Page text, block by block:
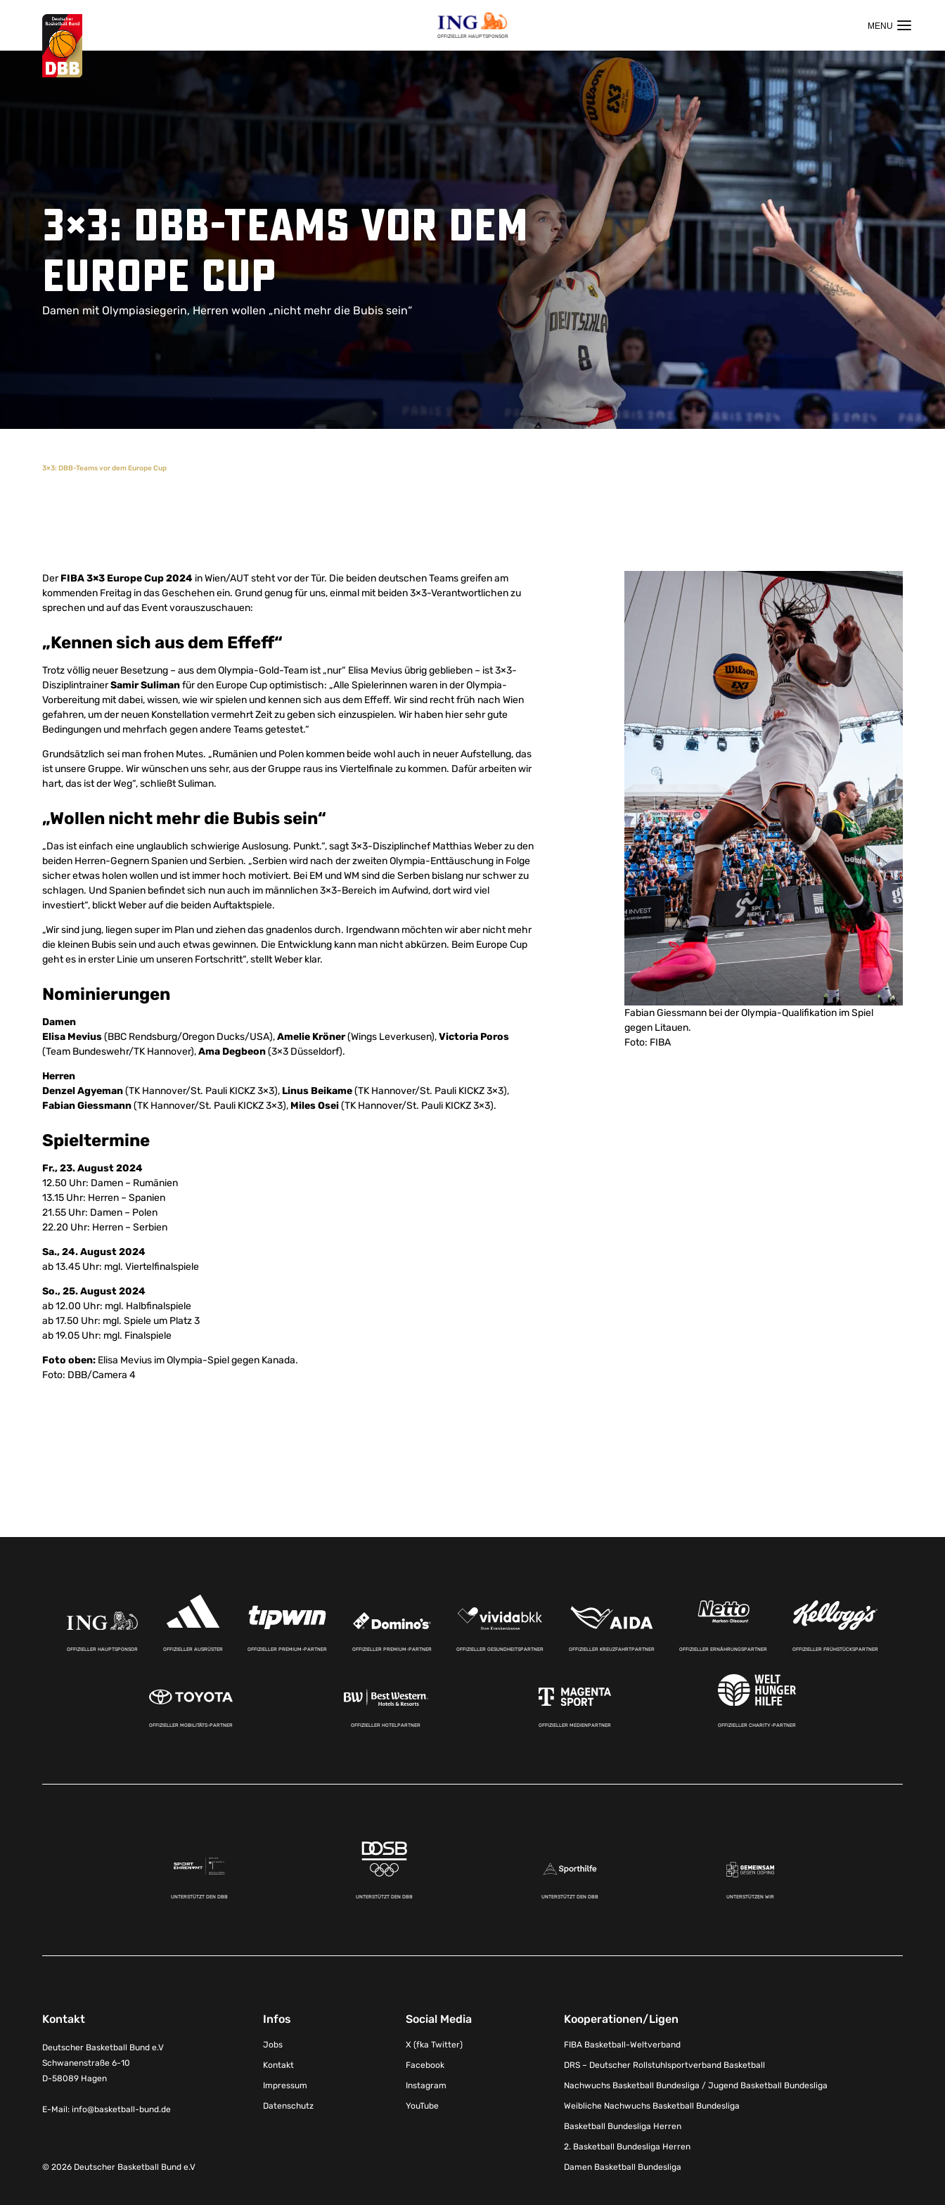
OFFIZIELLER HAUPTSPONSOR
Suchvorschläge
3×3: DBB-Teams vor dem
Europe Cup
Damen mit Olympiasiegerin, Herren wollen „nicht mehr die Bubis sein“
3×3: DBB-Teams vor dem Europe Cup
DerFIBA 3×3 Europe Cup 2024 in Wien/AUT steht vor der Tür. Die beiden deutschen Teams greifen am
kommenden Freitag in das Geschehen ein. Grund genug für uns, einmal mit beiden 3×3-Verantwortlichen zu
sprechen und auf das Event vorauszuschauen:
„Kennen sich aus dem Effeff“
Trotz völlig neuer Besetzung – aus dem Olympia-Gold-Team ist „nur“ Elisa Mevius übrig geblieben – ist 3×3-
DisziplintrainerSamir Sulimanfür den Europe Cup optimistisch: „Alle Spielerinnen waren in der Olympia-
Vorbereitung mit dabei, wissen, wie wir spielen und kennen sich aus dem Effeff. Wir sind recht früh nach Wien
gefahren, um der neuen Konstellation vermehrt Zeit zu geben sich einzuspielen. Wir haben hier sehr gute
Bedingungen und mehrfach gegen andere Teams getestet.“
Grundsätzlich sei man frohen Mutes. „Rumänien und Polen kommen beide wohl auch in neuer Aufstellung, das
ist unsere Gruppe. Wir wünschen uns sehr, aus der Gruppe raus ins Viertelfinale zu kommen. Dafür arbeiten wir
hart, das ist der Weg“, schließt Suliman.
„Wollen nicht mehr die Bubis sein“
„Das ist einfach eine unglaublich schwierige Auslosung. Punkt.“, sagt 3×3-Disziplinchef Matthias Weber zu den
beiden Herren-Gegnern Spanien und Serbien. „Serbien wird nach der zweiten Olympia-Enttäuschung in Folge
sicher etwas holen wollen und ist immer hoch motiviert. Bei EM und WM sind die Serben bislang nur schwer zu
schlagen. Und Spanien befindet sich nun auch im männlichen 3×3-Bereich im Aufwind, dort wird viel
investiert“, blickt Weber auf die beiden Auftaktspiele.
„Wir sind jung, liegen super im Plan und ziehen das gnadenlos durch. Irgendwann möchten wir aber nicht mehr
die kleinen Bubis sein und auch etwas gewinnen. Die Entwicklung kann man nicht abkürzen. Beim Europe Cup
geht es in erster Linie um unseren Fortschritt“, stellt Weber klar.
Nominierungen
Damen
Elisa Mevius(BBC Rendsburg/Oregon Ducks/USA),Amelie Kröner(Wings Leverkusen),Victoria Poros
(Team Bundeswehr/TK Hannover),Ama Degbeon(3×3 Düsseldorf).
Herren
Denzel Agyeman(TK Hannover/St. Pauli KICKZ 3×3), Linus Beikame(TK Hannover/St. Pauli KICKZ 3×3),
Fabian Giessmann(TK Hannover/St. Pauli KICKZ 3×3), Miles Osei(TK Hannover/St. Pauli KICKZ 3×3).
Spieltermine
Fr., 23. August 2024
12.50 Uhr: Damen – Rumänien
13.15 Uhr: Herren – Spanien
21.55 Uhr: Damen – Polen
22.20 Uhr: Herren – Serbien
Sa., 24. August 2024
ab 13.45 Uhr: mgl. Viertelfinalspiele
So., 25. August 2024
ab 12.00 Uhr: mgl. Halbfinalspiele
ab 17.50 Uhr: mgl. Spiele um Platz 3
ab 19.05 Uhr: mgl. Finalspiele
Foto oben: Elisa Mevius im Olympia-Spiel gegen Kanada.
Foto: DBB/Camera 4
Fabian Giessmann bei der Olympia-Qualifikation im Spiel
gegen Litauen.
Foto: FIBA
OFFIZIELLER HAUPTSPONSOR OFFIZIELLER AUSRÜSTER OFFIZIELLER PREMIUM-PARTNER OFFIZIELLER PREMIUM-PARTNER OFFIZIELLER GESUNDHEITSPARTNER OFFIZIELLER KREUZFAHRTPARTNER OFFIZIELLER ERNÄHRUNGSPARTNER OFFIZIELLER FRÜHSTÜCKSPARTNER
OFFIZIELLER MOBILITÄTS-PARTNER OFFIZIELLER HOTELPARTNER OFFIZIELLER MEDIENPARTNER OFFIZIELLER CHARITY-PARTNER
UNTERSTÜTZT DEN DBB UNTERSTÜTZT DEN DBB UNTERSTÜTZT DEN DBB UNTERSTÜTZEN WIR
Kontakt
Deutscher Basketball Bund e.V
Schwanenstraße 6-10
D-58089 Hagen
E-Mail: info@basketball-bund.de
Infos
Jobs
Kontakt
Impressum
Datenschutz
Social Media
X (fka Twitter)
Facebook
Instagram
YouTube
Kooperationen/Ligen
FIBA Basketball-Weltverband
DRS – Deutscher Rollstuhlsportverband Basketball
Nachwuchs Basketball Bundesliga / Jugend Basketball Bundesliga
Weibliche Nachwuchs Basketball Bundesliga
Basketball Bundesliga Herren
2. Basketball Bundesliga Herren
Damen Basketball Bundesliga
© 2026 Deutscher Basketball Bund e.V